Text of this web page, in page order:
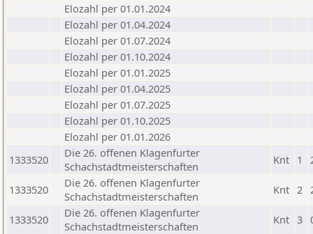
Elozahl per 01.01.2024
Elozahl per 01.04.2024
Elozahl per 01.07.2024
Elozahl per 01.10.2024
Elozahl per 01.01.2025
Elozahl per 01.04.2025
Elozahl per 01.07.2025
Elozahl per 01.10.2025
Elozahl per 01.01.2026
1333520
Die 26. offenen Klagenfurter
Schachstadtmeisterschaften
Knt 1
1333520
Die 26. offenen Klagenfurter
Schachstadtmeisterschaften
Knt 2
1333520
Die 26. offenen Klagenfurter
Schachstadtmeisterschaften
Knt 3